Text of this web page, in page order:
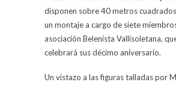
disponen sobre 40 metros
un montaje a cargo de siete
asociación Belenista Vallisoletana,
celebrará sus décimo aniversario.
Un vistazo a las figuras talladas por